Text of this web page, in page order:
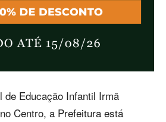
de Educação Infantil Irmã
Centro, a Prefeitura está